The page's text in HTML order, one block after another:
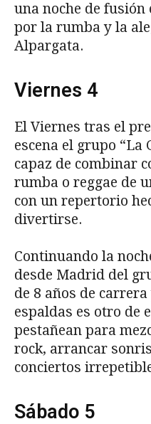
una noche de
por la rumba y la
Alpargata.
Viernes 4
El Viernes tras el
escena el grupo “La
capaz de combinar
rumba o reggae de
con un repertorio
divertirse.
Continuando la
desde Madrid del
de 8 años de
espaldas es otro de
pestañean para
rock, arrancar
conciertos
Sábado 5